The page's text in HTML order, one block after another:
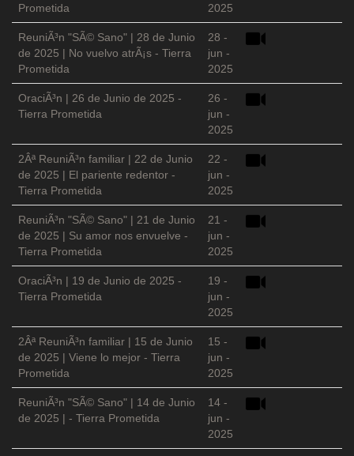
Prometida
2025
ReuniÃ³n "SÃ© Sano" | 28 de Junio
de 2025 | No vuelvo atrÃ¡s - Tierra
Prometida
28 -
jun -
2025
OraciÃ³n | 26 de Junio de 2025 -
Tierra Prometida
26 -
jun -
2025
2Âª ReuniÃ³n familiar | 22 de Junio
de 2025 | El pariente redentor -
Tierra Prometida
22 -
jun -
2025
ReuniÃ³n "SÃ© Sano" | 21 de Junio
de 2025 | Su amor nos envuelve -
Tierra Prometida
21 -
jun -
2025
OraciÃ³n | 19 de Junio de 2025 -
Tierra Prometida
19 -
jun -
2025
2Âª ReuniÃ³n familiar | 15 de Junio
de 2025 | Viene lo mejor - Tierra
Prometida
15 -
jun -
2025
ReuniÃ³n "SÃ© Sano" | 14 de Junio
de 2025 | - Tierra Prometida
14 -
jun -
2025